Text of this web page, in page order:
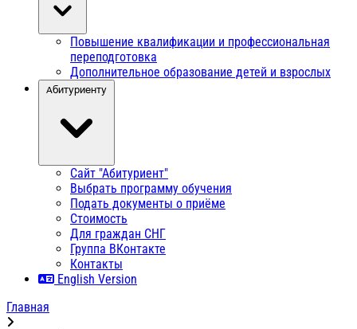
Повышение квалификации и профессиональная
переподготовка
Дополнительное образование детей и взрослых
Абитуриенту
Сайт "Абитуриент"
Выбрать программу обучения
Подать документы о приёме
Стоимость
Для граждан СНГ
Группа ВКонтакте
Контакты
English Version
Главная